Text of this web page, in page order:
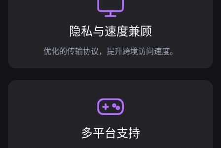
隐私与速度兼顾
优化的传输协议，提升跨境访问速度。
多平台支持